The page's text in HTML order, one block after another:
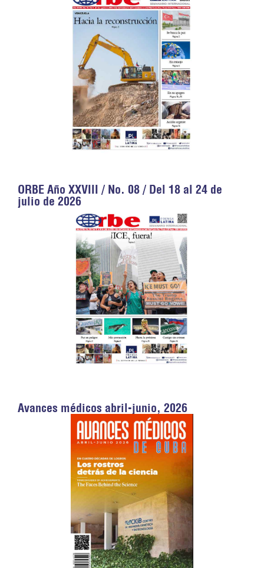
ORBE Año XXVIII / No. 08 / Del 18 al 24 de
julio de 2026
Avances médicos abril-junio, 2026